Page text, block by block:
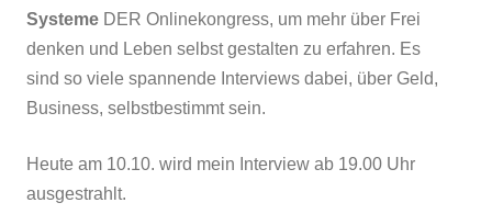
Systeme DER Onlinekongress, um mehr über Frei
denken und Leben selbst gestalten zu erfahren. Es
sind so viele spannende Interviews dabei, über Geld,
Business, selbstbestimmt sein.
Heute am 10.10. wird mein Interview ab 19.00 Uhr
ausgestrahlt.